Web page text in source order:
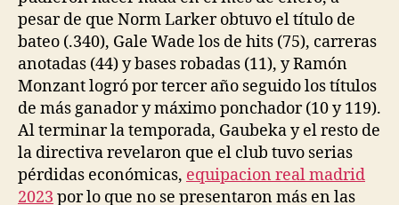
pesar de que Norm Larker obtuvo el título de
bateo (.340), Gale Wade los de hits (75), carreras
anotadas (44) y bases robadas (11), y Ramón
Monzant logró por tercer año seguido los títulos
de más ganador y máximo ponchador (10 y 119).
Al terminar la temporada, Gaubeka y el resto de
la directiva revelaron que el club tuvo serias
pérdidas económicas, equipacion real madrid
2023 por lo que no se presentaron más en las